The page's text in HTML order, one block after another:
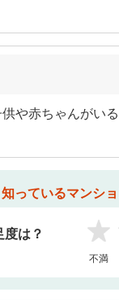
や赤ちゃんがいる
っているマンシ
は？
1
不満